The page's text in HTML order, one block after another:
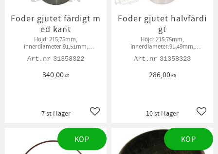
Foder gjutet färdigt m
ed kant
Höjd: 215,75mm,
innerdiameter:91,51mm,
ytterdiameter kant: 96,72mm, höjd
31358322
340,00KR
Lägg till i favoriter
7 st i lager
Foder gjutet halvfärdi
gt
Höjd: 215,75mm,
innerdiameter:91,49mm,
ytterdiameter kant: 96,72mm, höjd
31358323
286,00KR
10 st i lager
KÖP KÖP